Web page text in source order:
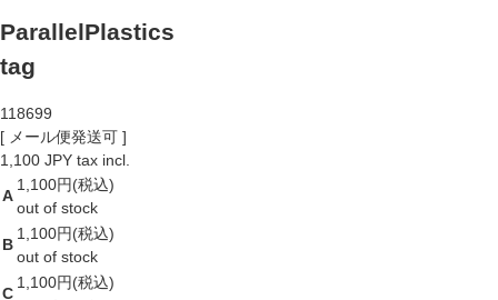
ParallelPlastics
tag
118699
[ メール便発送可 ]
1,100 JPY tax incl.
A
1,100円(税込)
out of stock
B
1,100円(税込)
out of stock
C
1,100円(税込)